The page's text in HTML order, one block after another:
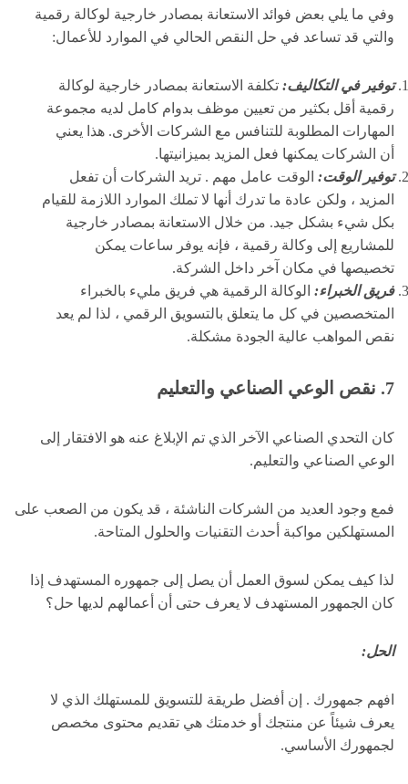
وفي ما يلي بعض فوائد الاستعانة بمصادر خارجية لوكالة رقمية
والتي قد تساعد في حل النقص الحالي في الموارد للأعمال:
توفير في التكاليف: تكلفة الاستعانة بمصادر خارجية لوكالة
رقمية أقل بكثير من تعيين موظف بدوام كامل لديه مجموعة
المهارات المطلوبة للتنافس مع الشركات الأخرى. هذا يعني
أن الشركات يمكنها فعل المزيد بميزانيتها.
توفير الوقت: الوقت عامل مهم . تريد الشركات أن تفعل
المزيد ، ولكن عادة ما تدرك أنها لا تملك الموارد اللازمة للقيام
بكل شيء بشكل جيد. من خلال الاستعانة بمصادر خارجية
للمشاريع إلى وكالة رقمية ، فإنه يوفر ساعات يمكن
تخصيصها في مكان آخر داخل الشركة.
فريق الخبراء: الوكالة الرقمية هي فريق مليء بالخبراء
المتخصصين في كل ما يتعلق بالتسويق الرقمي ، لذا لم يعد
نقص المواهب عالية الجودة مشكلة.
7. نقص الوعي الصناعي والتعليم
كان التحدي الصناعي الآخر الذي تم الإبلاغ عنه هو الافتقار إلى
الوعي الصناعي والتعليم.
فمع وجود العديد من الشركات الناشئة ، قد يكون من الصعب على
المستهلكين مواكبة أحدث التقنيات والحلول المتاحة.
لذا كيف يمكن لسوق العمل أن يصل إلى جمهوره المستهدف إذا
كان الجمهور المستهدف لا يعرف حتى أن أعمالهم لديها حل؟
الحل:
افهم جمهورك . إن أفضل طريقة للتسويق للمستهلك الذي لا
يعرف شيئاً عن منتجك أو خدمتك هي تقديم محتوى مخصص
لجمهورك الأساسي.